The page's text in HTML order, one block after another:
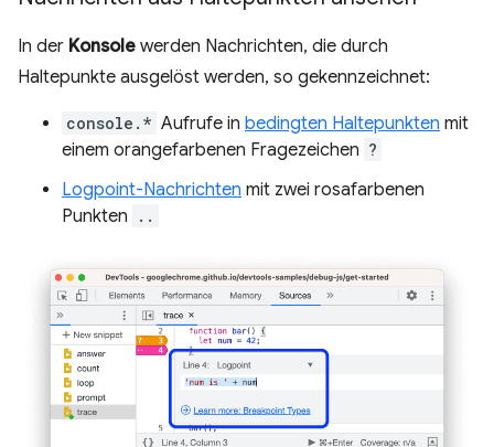
In der Konsole werden Nachrichten, die durch
Haltepunkte ausgelöst werden, so gekennzeichnet:
console.* Aufrufe in bedingten Haltepunkten mit
einem orangefarbenen Fragezeichen ?
Logpoint-Nachrichten mit zwei rosafarbenen
Punkten
..